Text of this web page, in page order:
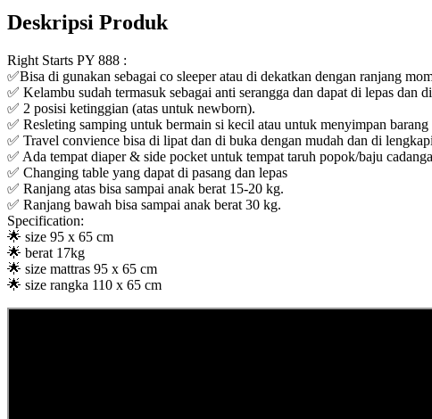
Deskripsi Produk
Right Starts PY 888 :
✅Bisa di gunakan sebagai co sleeper atau di dekatkan dengan ranjang
✅ Kelambu sudah termasuk sebagai anti serangga dan dapat di lepas dan
✅ 2 posisi ketinggian (atas untuk newborn).
✅ Resleting samping untuk bermain si kecil atau untuk menyimpan
✅ Travel convience bisa di lipat dan di buka dengan mudah dan di
✅ Ada tempat diaper & side pocket untuk tempat taruh popok/baju
✅ Changing table yang dapat di pasang dan lepas
✅ Ranjang atas bisa sampai anak berat 15-20 kg.
✅ Ranjang bawah bisa sampai anak berat 30 kg.
Specification:
🌟 size 95 x 65 cm
🌟 berat 17kg
🌟 size mattras 95 x 65 cm
🌟 size rangka 110 x 65 cm